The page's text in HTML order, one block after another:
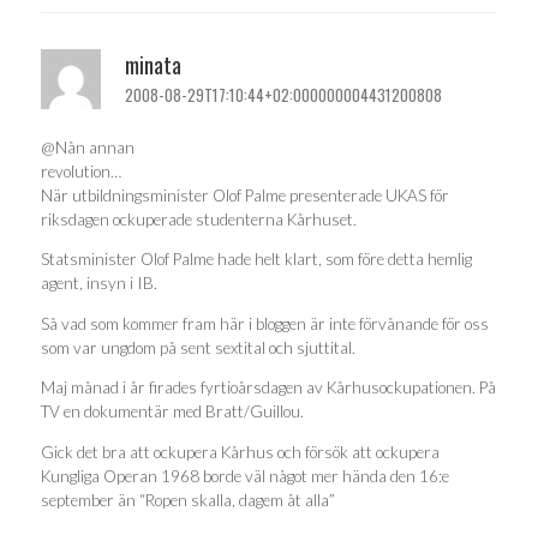
minata
2008-08-29T17:10:44+02:000000004431200808
@Nån annan
revolution…
När utbildningsminister Olof Palme presenterade UKAS för
riksdagen ockuperade studenterna Kårhuset.
Statsminister Olof Palme hade helt klart, som före detta hemlig
agent, insyn i IB.
Så vad som kommer fram här i bloggen är inte förvånande för oss
som var ungdom på sent sextital och sjuttital.
Maj månad i år firades fyrtioårsdagen av Kårhusockupationen. På
TV en dokumentär med Bratt/Guillou.
Gick det bra att ockupera Kårhus och försök att ockupera
Kungliga Operan 1968 borde väl något mer hända den 16:e
september än “Ropen skalla, dagem åt alla”